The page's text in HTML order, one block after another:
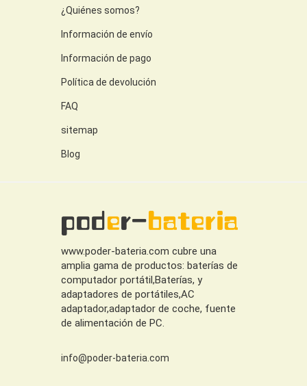
¿Quiénes somos?
Información de envío
Información de pago
Política de devolución
FAQ
sitemap
Blog
www.poder-bateria.com cubre una
amplia gama de productos: baterías de
computador portátil,Baterías, y
adaptadores de portátiles,AC
adaptador,adaptador de coche, fuente
de alimentación de PC.
info@poder-bateria.com